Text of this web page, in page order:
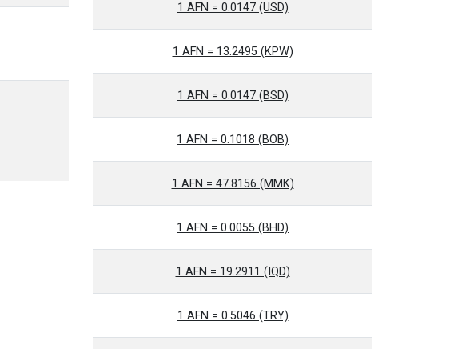
1 AFN = 0.0147 (USD)
1 AFN = 13.2495 (KPW)
1 AFN = 0.0147 (BSD)
1 AFN = 0.1018 (BOB)
1 AFN = 47.8156 (MMK)
1 AFN = 0.0055 (BHD)
1 AFN = 19.2911 (IQD)
1 AFN = 0.5046 (TRY)